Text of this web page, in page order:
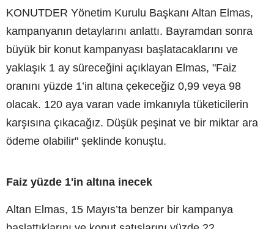
KONUTDER Yönetim Kurulu Başkanı Altan Elmas,
kampanyanın detaylarını anlattı. Bayramdan sonra
büyük bir konut kampanyası başlatacaklarını ve
yaklaşık 1 ay süreceğini açıklayan Elmas, "Faiz
oranını yüzde 1’in altına çekeceğiz 0,99 veya 98
olacak. 120 aya varan vade imkanıyla tüketicilerin
karşısına çıkacağız. Düşük peşinat ve bir miktar ara
ödeme olabilir" şeklinde konuştu.
Faiz yüzde 1'in altına inecek
Altan Elmas, 15 Mayıs’ta benzer bir kampanya